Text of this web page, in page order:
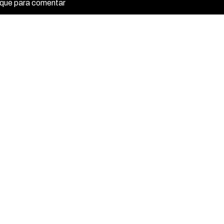
para comentar